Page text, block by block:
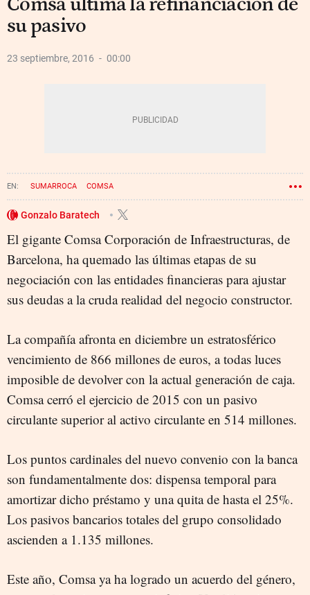
su pasivo
23 septiembre, 2016 00:00
SUMARROCA COMSA
Gonzalo Baratech
El gigante Comsa Corporación de Infraestructuras, de
Barcelona, ha quemado las últimas etapas de su
negociación con las entidades financieras para ajustar
sus deudas a la cruda realidad del negocio constructor.
La compañía afronta en diciembre un estratosférico
vencimiento de 866 millones de euros, a todas luces
imposible de devolver con la actual generación de caja.
Comsa cerró el ejercicio de 2015 con un pasivo
circulante superior al activo circulante en 514 millones.
Los puntos cardinales del nuevo convenio con la banca
son fundamentalmente dos: dispensa temporal para
amortizar dicho préstamo y una quita de hasta el 25%.
Los pasivos bancarios totales del grupo consolidado
ascienden a 1.135 millones.
Este año, Comsa ya ha logrado un acuerdo del género,